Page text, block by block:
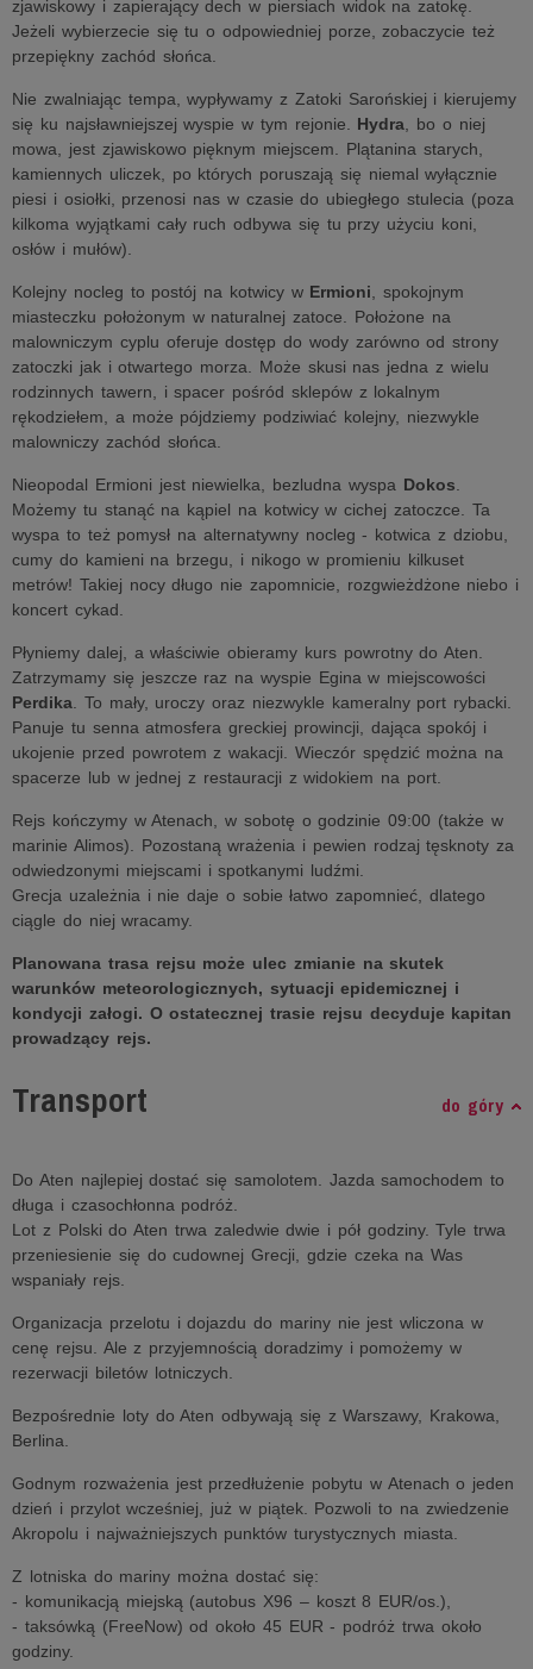
zjawiskowy i zapierający dech w piersiach widok na zatokę.
Jeżeli wybierzecie się tu o odpowiedniej porze, zobaczycie też
przepiękny zachód słońca.
Nie zwalniając tempa, wypływamy z Zatoki Sarońskiej i kierujemy
się ku najsławniejszej wyspie w tym rejonie. Hydra , bo o niej
mowa, jest zjawiskowo pięknym miejscem. Plątanina starych,
kamiennych uliczek, po których poruszają się niemal wyłącznie
piesi i osiołki, przenosi nas w czasie do ubiegłego stulecia (poza
kilkoma wyjątkami cały ruch odbywa się tu przy użyciu koni,
osłów i mułów).
Kolejny nocleg to postój na kotwicy w Ermioni , spokojnym
miasteczku położonym w naturalnej zatoce. Położone na
malowniczym cyplu oferuje dostęp do wody zarówno od strony
zatoczki jak i otwartego morza. Może skusi nas jedna z wielu
rodzinnych tawern, i spacer pośród sklepów z lokalnym
rękodziełem, a może pójdziemy podziwiać kolejny, niezwykle
malowniczy zachód słońca.
Nieopodal Ermioni jest niewielka, bezludna wyspa Dokos
Możemy tu stanąć na kąpiel na kotwicy w cichej zatoczce. Ta
wyspa to też pomysł na alternatywny nocleg - kotwica z dziobu,
cumy do kamieni na brzegu, i nikogo w promieniu kilkuset
metrów! Takiej nocy długo nie zapomnicie, rozgwieżdżone niebo i
koncert cykad.
Płyniemy dalej, a właściwie obieramy kurs powrotny do Aten.
Zatrzymamy się jeszcze raz na wyspie Egina w miejscowości
Perdika . To mały, uroczy oraz niezwykle kameralny port rybacki.
Panuje tu senna atmosfera greckiej prowincji, dająca spokój i
ukojenie przed powrotem z wakacji. Wieczór spędzić można na
spacerze lub w jednej z restauracji z widokiem na port.
Rejs kończymy w Atenach, w sobotę o godzinie 09:00 (także w
marinie Alimos). Pozostaną wrażenia i pewien rodzaj tęsknoty za
odwiedzonymi miejscami i spotkanymi ludźmi.
Grecja uzależnia i nie daje o sobie łatwo zapomnieć, dlatego
ciągle do niej wracamy.
Planowana trasa rejsu może ulec zmianie na skutek
warunków meteorologicznych, sytuacji epidemicznej i
kondycji załogi. O ostatecznej trasie rejsu decyduje kapitan
prowadzący rejs.
Transport do góry
Do Aten najlepiej dostać się samolotem. Jazda samochodem to
długa i czasochłonna podróż.
Lot z Polski do Aten trwa zaledwie dwie i pół godziny. Tyle trwa
przeniesienie się do cudownej Grecji, gdzie czeka na Was
wspaniały rejs.
Organizacja przelotu i dojazdu do mariny nie jest wliczona w
cenę rejsu. Ale z przyjemnością doradzimy i pomożemy w
rezerwacji biletów lotniczych.
Bezpośrednie loty do Aten odbywają się z Warszawy, Krakowa,
Berlina.
Godnym rozważenia jest przedłużenie pobytu w Atenach o jeden
dzień i przylot wcześniej, już w piątek. Pozwoli to na zwiedzenie
Akropolu i najważniejszych punktów turystycznych miasta.
Z lotniska do mariny można dostać się:
- komunikacją miejską (autobus X96 – koszt 8 EUR/os.),
- taksówką (FreeNow) od około 45 EUR - podróż trwa około
godziny.